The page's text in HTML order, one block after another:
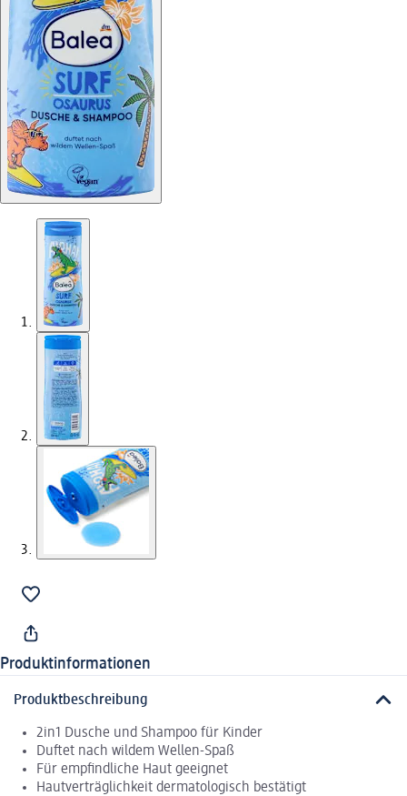
Produktinformationen
Produktbeschreibung
2in1 Dusche und Shampoo für Kinder
Duftet nach wildem Wellen-Spaß
Für empfindliche Haut geeignet
Hautverträglichkeit dermatologisch bestätigt